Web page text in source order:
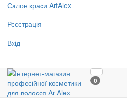
Салон краси ArtAlex
Реєстрація
Вхід
0